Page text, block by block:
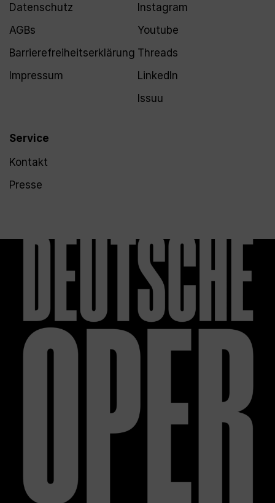
Datenschutz
AGBs
Barrierefreiheitserklärung
Impressum
Service
Kontakt
Presse
Instagram
Youtube
Threads
LinkedIn
Issuu